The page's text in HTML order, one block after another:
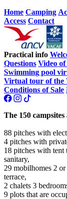
Home Camping
Access Contact
Practical info
Questions Video of
Swimming pool
Virtual tour of the
Conditions of Sale
The 150
88 pitches with
4 pitches with
18 pitches with
sanitary,
29 mobilhomes 2
terrace,
2 chalets 3
9 plots that are